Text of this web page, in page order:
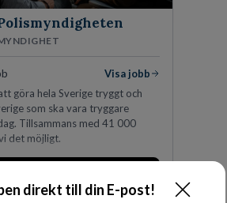
direkt till din E-post!
Visa jobb
göra hela Sverige tryggt och
som ska vara tryggare
Tillsammans med 41 000
det möjligt.